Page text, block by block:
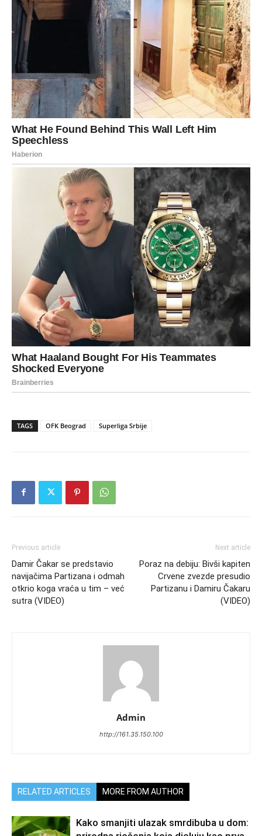
TAGS OFK Beograd Superliga Srbije
Previous article
Damir Čakar se predstavio
navijačima Partizana i odmah
otkrio koga vraća u tim – već
sutra (VIDEO)
Next article
Poraz na debiju: Bivši kapiten
Crvene zvezde presudio
Partizanu i Damiru Čakaru
(VIDEO)
Admin
http://161.35.150.100
RELATED ARTICLES MORE FROM AUTHOR
Kako smanjiti ulazak smrdibuba u dom: